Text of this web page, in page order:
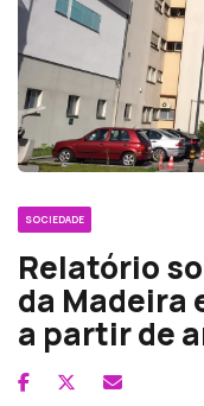
SOCIEDADE
Relatório
da Madeira
a partir de